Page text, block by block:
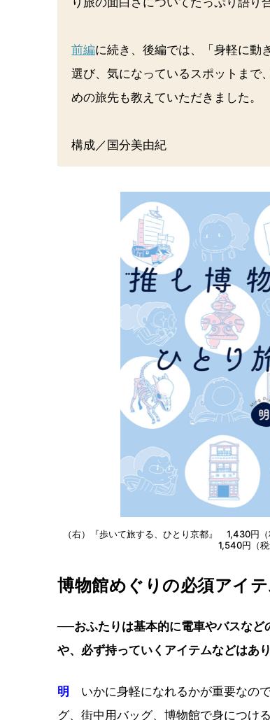
前編に続き、後編では、「身軽に動
選び、気になっているスポットまで
めの旅先も教えていただきました。
構成／国分美由紀
（右）『歩いて旅する、ひとり京都』 1,430
1,540円（
博物館めぐりの必須アイ
──おふたりは基本的に電車やバスなど
や、必ず持っていくアイテムなどはあ
明 いかに身軽になれるかが重要なの
グ、街中用バッグ、博物館で身につけ